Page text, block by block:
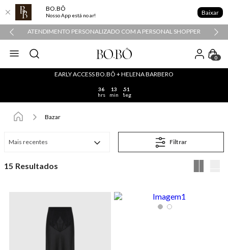
BO.BÔ
Nosso App está no ar! Baixar
ATENDIMENTO PERSONALIZADO COM A PERSONAL SHOPPER
0
EARLY ACCESS BO.BÔ + HELENA BARBERO
36
hrs
13
min
51
seg
Bazar
Mais recentes Filtrar
15